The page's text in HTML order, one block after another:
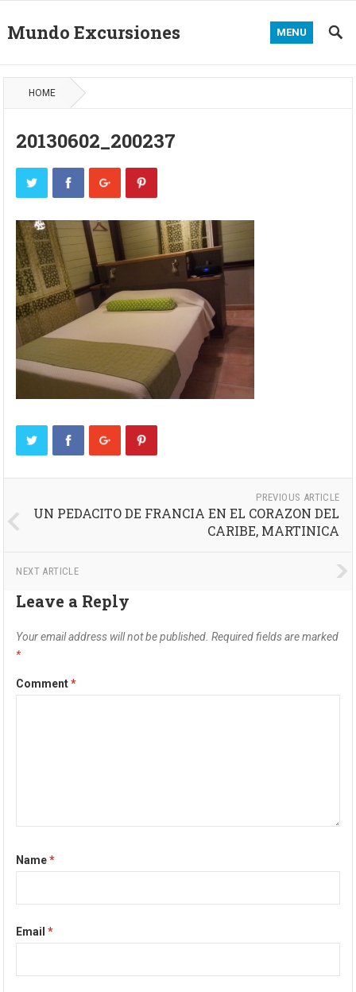
Mundo Excursiones MENU
HOME
20130602_200237
PREVIOUS ARTICLE
UN PEDACITO DE FRANCIA EN EL CORAZON DEL
CARIBE, MARTINICA
NEXT ARTICLE
Leave a Reply
Your email address will not be published. Required fields are marked
*
Comment*
Name*
Email*